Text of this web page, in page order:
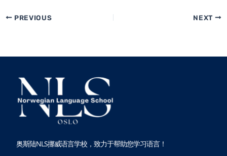
PREVIOUS NEXT
奥斯陆NLS挪威语言学校，致力于帮助您学习语言！